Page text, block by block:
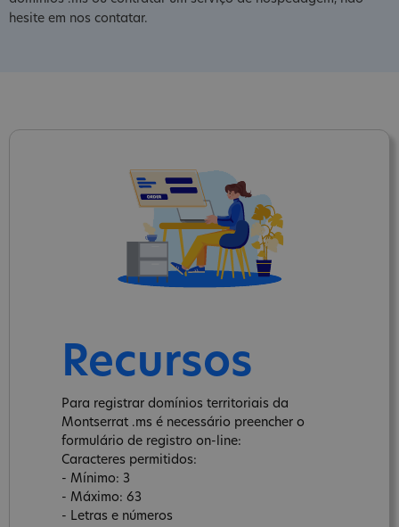
hesite em nos contatar.
Recursos
Para registrar domínios territoriais da
Montserrat .ms é necessário preencher o
formulário de registro on-line:
Caracteres permitidos:
- Mínimo: 3
- Máximo: 63
- Letras e números